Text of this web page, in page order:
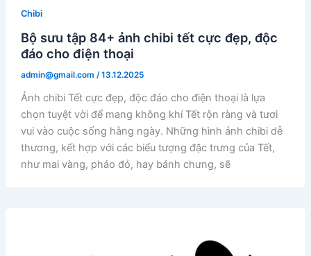
Chibi
Bộ sưu tập 84+ ảnh chibi tết cực đẹp, độc
đáo cho điện thoại
admin@gmail.com /13.12.2025
Ảnh chibi Tết cực đẹp, độc đáo cho điện thoại là lựa
chọn tuyệt vời để mang không khí Tết rộn ràng và tươi
vui vào cuộc sống hằng ngày. Những hình ảnh chibi dễ
thương, kết hợp với các biểu tượng đặc trưng của Tết,
như mai vàng, pháo đỏ, hay bánh chưng, sẽ